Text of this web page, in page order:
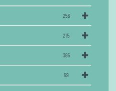
256
215
385
69